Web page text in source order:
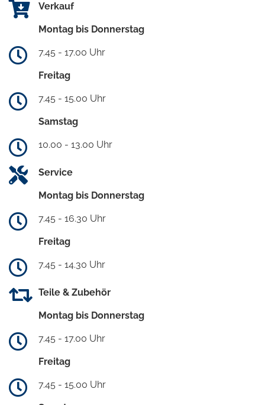
Verkauf
Montag bis Donnerstag
7.45 - 17.00 Uhr
Freitag
7.45 - 15.00 Uhr
Samstag
10.00 - 13.00 Uhr
Service
Montag bis Donnerstag
7.45 - 16.30 Uhr
Freitag
7.45 - 14.30 Uhr
Teile & Zubehör
Montag bis Donnerstag
7.45 - 17.00 Uhr
Freitag
7.45 - 15.00 Uhr